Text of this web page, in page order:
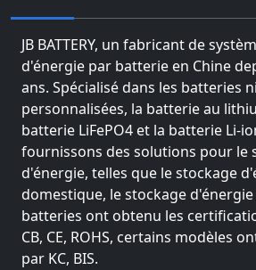
JB BATTERY, un fabricant de
d'énergie par batterie en Chine
ans. Spécialisé dans les batteries
personnalisées, la batterie au
batterie LiFePO4 et la batterie Li-
fournissons des solutions pour le
d'énergie, telles que le stockage
domestique, le stockage
batteries ont obtenu les
CB, CE, ROHS, certains modèles
par KC, BIS.